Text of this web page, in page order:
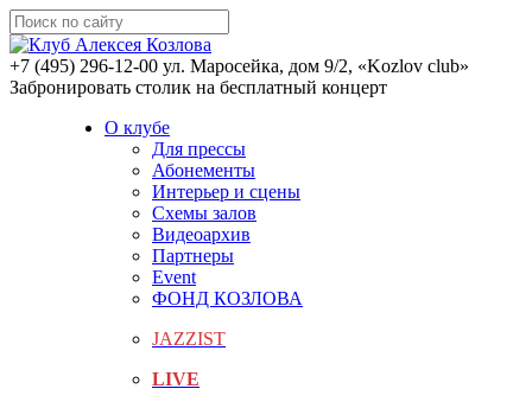
+7 (495) 296-12-00 ул. Маросейка, дом 9/2, «Kozlov club»
Забронировать столик на бесплатный концерт
О клубе
Для прессы
Абонементы
Интерьер и сцены
Схемы залов
Видеоархив
Партнеры
Event
ФОНД КОЗЛОВА
JAZZIST
LIVE